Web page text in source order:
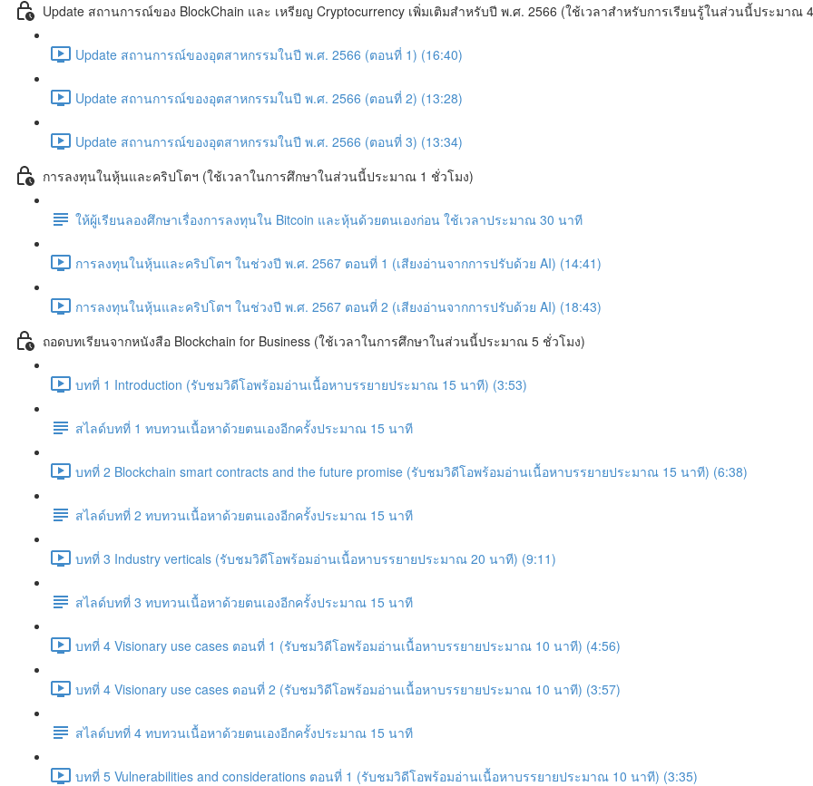
Update สถานการณ์ของ BlockChain และ เหรียญ Cryptocurrency เพิ่มเติมสำหรับปี พ.ศ. 2566 (ใช้เวลาสำหรับการเรียนรู้ในส่วนนี้ประมาณ
Update สถานการณ์ของอุตสาหกรรมในปี พ.ศ. 2566 (ตอนที่ 1) (16:40)
Update สถานการณ์ของอุตสาหกรรมในปี พ.ศ. 2566 (ตอนที่ 2) (13:28)
Update สถานการณ์ของอุตสาหกรรมในปี พ.ศ. 2566 (ตอนที่ 3) (13:34)
การลงทุนในหุ้นและคริปโตฯ (ใช้เวลาในการศึกษาในส่วนนี้ประมาณ 1 ชั่วโมง)
ให้ผู้เรียนลองศึกษาเรื่องการลงทุนใน Bitcoin และหุ้นด้วยตนเองก่อน ใช้เวลาประมาณ 30 นาที
การลงทุนในหุ้นและคริปโตฯ ในช่วงปี พ.ศ. 2567 ตอนที่ 1 (เสียงอ่านจากการปรับด้วย AI) (14:41)
การลงทุนในหุ้นและคริปโตฯ ในช่วงปี พ.ศ. 2567 ตอนที่ 2 (เสียงอ่านจากการปรับด้วย AI) (18:43)
ถอดบทเรียนจากหนังสือ Blockchain for Business (ใช้เวลาในการศึกษาในส่วนนี้ประมาณ 5 ชั่วโมง)
บทที่ 1 Introduction (รับชมวิดีโอพร้อมอ่านเนื้อหาบรรยายประมาณ 15 นาที) (3:53)
สไลด์บทที่ 1 ทบทวนเนื้อหาด้วยตนเองอีกครั้งประมาณ 15 นาที
บทที่ 2 Blockchain smart contracts and the future promise (รับชมวิดีโอพร้อมอ่านเนื้อหาบรรยายประมาณ 15 นาที) (6:38)
สไลด์บทที่ 2 ทบทวนเนื้อหาด้วยตนเองอีกครั้งประมาณ 15 นาที
บทที่ 3 Industry verticals (รับชมวิดีโอพร้อมอ่านเนื้อหาบรรยายประมาณ 20 นาที) (9:11)
สไลด์บทที่ 3 ทบทวนเนื้อหาด้วยตนเองอีกครั้งประมาณ 15 นาที
บทที่ 4 Visionary use cases ตอนที่ 1 (รับชมวิดีโอพร้อมอ่านเนื้อหาบรรยายประมาณ 10 นาที) (4:56)
บทที่ 4 Visionary use cases ตอนที่ 2 (รับชมวิดีโอพร้อมอ่านเนื้อหาบรรยายประมาณ 10 นาที) (3:57)
สไลด์บทที่ 4 ทบทวนเนื้อหาด้วยตนเองอีกครั้งประมาณ 15 นาที
บทที่ 5 Vulnerabilities and considerations ตอนที่ 1 (รับชมวิดีโอพร้อมอ่านเนื้อหาบรรยายประมาณ 10 นาที) (3:35)